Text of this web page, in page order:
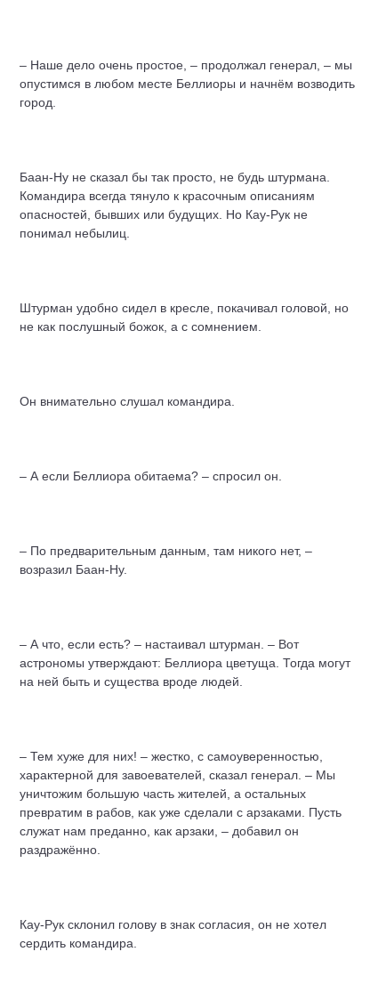
– Наше дело очень простое, – продолжал генерал, – мы
опустимся в любом месте Беллиоры и начнём возводить
город.
Баан-Ну не сказал бы так просто, не будь штурмана.
Командира всегда тянуло к красочным описаниям
опасностей, бывших или будущих. Но Кау-Рук не
понимал небылиц.
Штурман удобно сидел в кресле, покачивал головой, но
не как послушный божок, а с сомнением.
Он внимательно слушал командира.
– А если Беллиора обитаема? – спросил он.
– По предварительным данным, там никого нет, –
возразил Баан-Ну.
– А что, если есть? – настаивал штурман. – Вот
астрономы утверждают: Беллиора цветуща. Тогда могут
на ней быть и существа вроде людей.
– Тем хуже для них! – жестко, с самоуверенностью,
характерной для завоевателей, сказал генерал. – Мы
уничтожим большую часть жителей, а остальных
превратим в рабов, как уже сделали с арзаками. Пусть
служат нам преданно, как арзаки, – добавил он
раздражённо.
Кау-Рук склонил голову в знак согласия, он не хотел
сердить командира.